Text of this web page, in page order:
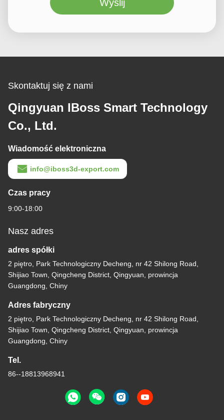
Wyślij
Skontaktuj się z nami
Qingyuan IBoss Smart Technology
Co., Ltd.
Wiadomość elektroniczna
info@iboss3d-export.com
Czas pracy
9:00-18:00
Nasz adres
adres spółki
2 piętro, Park Technologiczny Decheng, nr 42 Shilong Road,
Shijiao Town, Qingcheng District, Qingyuan, prowincja
Guangdong, Chiny
Adres fabryczny
2 piętro, Park Technologiczny Decheng, nr 42 Shilong Road,
Shijiao Town, Qingcheng District, Qingyuan, prowincja
Guangdong, Chiny
Tel.
86--18813968941